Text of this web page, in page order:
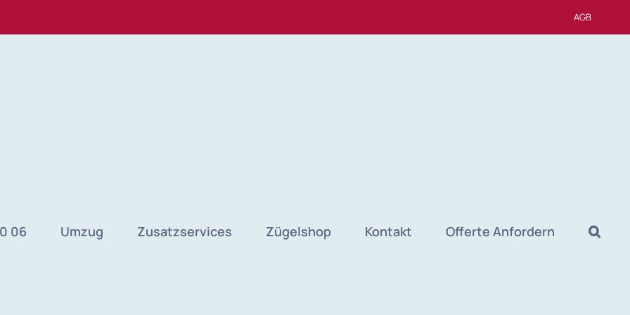
AGB
06 Umzug Zusatzservices Zügelshop Kontakt Offerte Anfordern